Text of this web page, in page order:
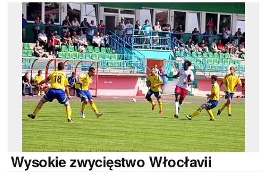
Wysokiezwycięstwo Włocłavii